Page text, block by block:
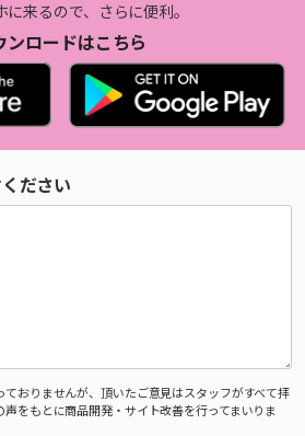
来るので、さらに便利。
ンロードはこちら
ださい
ておりませんが、頂いたご意見はスタッフがすべて拝
をもとに商品開発・サイト改善を行ってまいりま